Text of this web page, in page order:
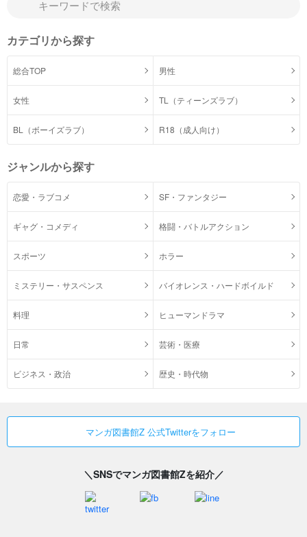
カテゴリから探す
総合TOP 男性
女性 TL（ティーンズラブ）
BL（ボーイズラブ） R18（成人向け）
ジャンルから探す
恋愛・ラブコメ SF・ファンタジー
ギャグ・コメディ 格闘・バトルアクション
スポーツ ホラー
ミステリー・サスペンス バイオレンス・ハードボイルド
料理 ヒューマンドラマ
日常 芸術・医療
ビジネス・政治 歴史・時代物
マンガ図書館Z 公式Twitterをフォロー
＼SNSでマンガ図書館Zを紹介／